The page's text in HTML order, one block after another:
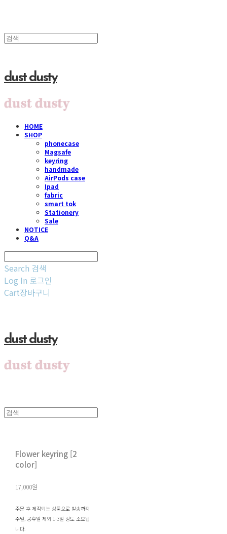
dust dusty
HOME
SHOP
phonecase
Magsafe
keyring
handmade
AirPods case
Ipad
fabric
smart tok
Stationery
Sale
NOTICE
Q&A
Search 검색
Log In 로그인
Cart장바구니
dust dusty
Flower keyring [2
color]
17,000원
주문 후 제작되는 상품으로 발송까지
주말, 공휴일 제외 1-3일 정도 소요됩
니다.